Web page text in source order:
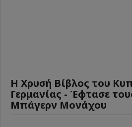
Η Χρυσή Βίβλος του
Γερμανίας - Έφτασε
Μπάγερν Μονάχου